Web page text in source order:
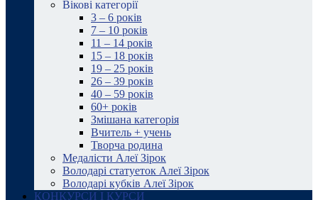
Вікові категорії
3 – 6 років
7 – 10 років
11 – 14 років
15 – 18 років
19 – 25 років
26 – 39 років
40 – 59 років
60+ років
Змішана категорія
Вчитель + учень
Творча родина
Медалісти Алеї Зірок
Володарі статуеток Алеї Зірок
Володарі кубків Алеї Зірок
КОНКУРСИ І КУРСИ